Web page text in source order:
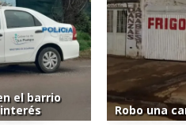
el barrio
Robo una